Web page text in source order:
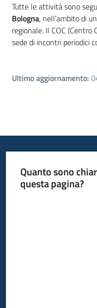
Tutte le attività sono
Bologna, nell’ambito di
regionale. Il COC
sede di incontri periodici
Ultimo aggiornamento:
Quanto sono
questa pagina?